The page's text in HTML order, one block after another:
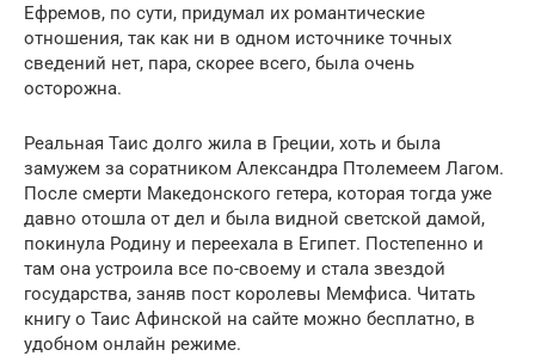
Ефремов, по сути, придумал их романтические
отношения, так как ни в одном источнике точных
сведений нет, пара, скорее всего, была очень
осторожна.
Реальная Таис долго жила в Греции, хоть и была
замужем за соратником Александра Птолемеем Лагом.
После смерти Македонского гетера, которая тогда уже
давно отошла от дел и была видной светской дамой,
покинула Родину и переехала в Египет. Постепенно и
там она устроила все по-своему и стала звездой
государства, заняв пост королевы Мемфиса. Читать
книгу о Таис Афинской на сайте можно бесплатно, в
удобном онлайн режиме.